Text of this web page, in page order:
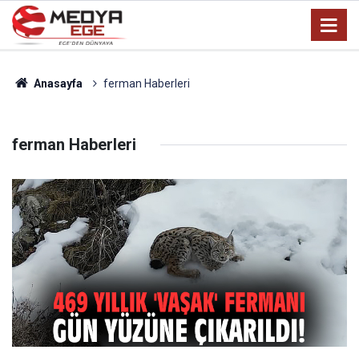
Anasayfa ferman Haberleri
ferman Haberleri